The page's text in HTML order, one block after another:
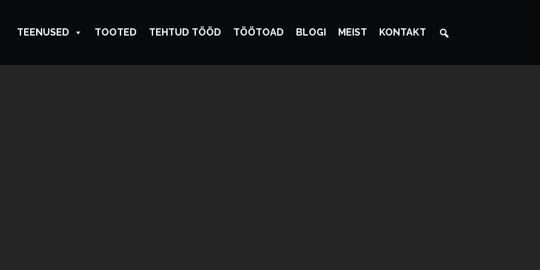
TEENUSED TOOTED TEHTUD TÖÖD TÖÖTOAD BLOGI MEIST KONTAKT